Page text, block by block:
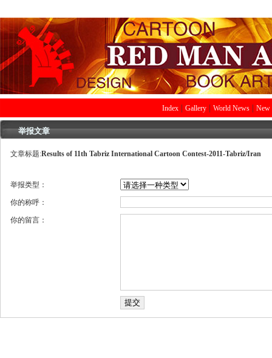
Index Gallery World News New
举报文章
文章标题:Results of 11th Tabriz International Cartoon Contest-2011-Tabriz/Iran
举报类型：
你的称呼：
你的留言：